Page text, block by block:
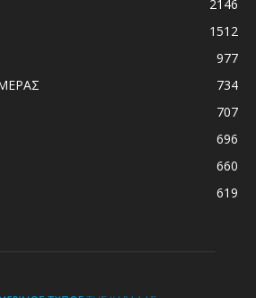
2146
1512
977
734
707
696
660
619